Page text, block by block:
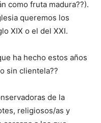
como fruta madura??).
queremos los
XIX o el del XXI.
ha hecho estos años
sin clientela??
de la
religiosos/as y